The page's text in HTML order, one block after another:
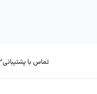
تماس با پشتیبانی